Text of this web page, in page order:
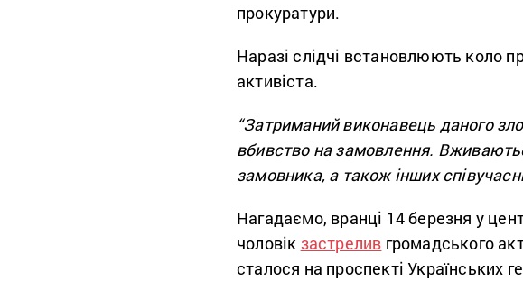
прокуратури.
Наразі слідчі встановлюють коло
активіста.
“Затриманий виконавець даного
вбивство на замовлення.
замовника, а також інших
Нагадаємо, вранці 14 березня у
чоловік застрелив громадського
сталося на проспекті Українських